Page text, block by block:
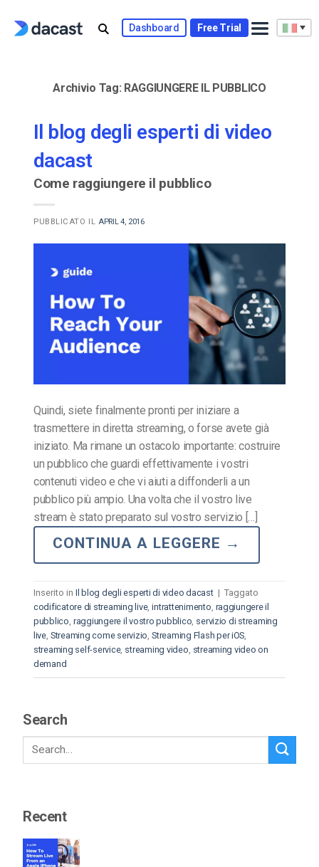
Dashboard Free Trial
Archivio Tag: RAGGIUNGERE IL PUBBLICO
Il blog degli esperti di video
dacast
Come raggiungere il pubblico
PUBBLICATO IL APRIL 4, 2016
Quindi, siete finalmente pronti per iniziare a
trasmettere in diretta streaming, o forse avete già
iniziato. Ma rimane un ostacolo importante: costruire
un pubblico che guardi effettivamente i vostri
contenuti video e che vi aiuti a diffonderli a un
pubblico più ampio. Una volta che il vostro live
stream è stato preparato sul vostro servizio […]
CONTINUA A LEGGERE →
Inserito in Il blog degli esperti di video dacast | Taggato
codificatore di streaming live,intrattenimento, raggiungere il
pubblico, raggiungere il vostro pubblico, servizio di streaming
live, Streaming come servizio,Streaming Flash per iOS,
streaming self-service, streaming video, streaming video on
demand
Search
Recent